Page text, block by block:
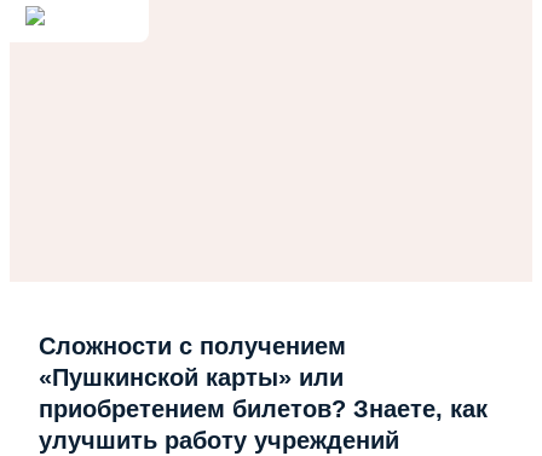
Сложности с получением
«Пушкинской карты» или
приобретением билетов? Знаете, как
улучшить работу учреждений